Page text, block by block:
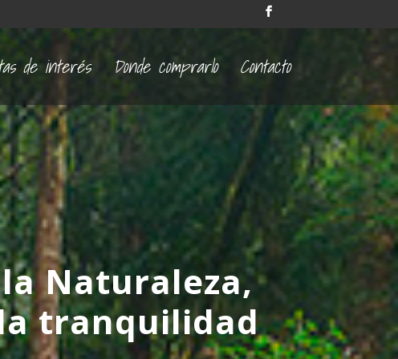
de interés Donde comprarlo Contacto
Naturaleza,
tranquilidad